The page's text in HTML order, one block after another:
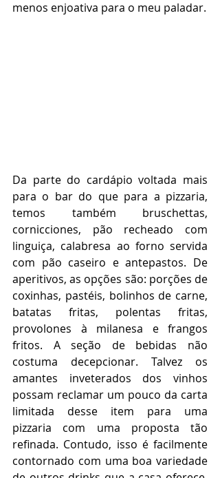
Da parte do cardápio voltada mais
para o bar do que para a pizzaria,
temos também bruschettas,
cornicciones, pão recheado com
linguiça, calabresa ao forno servida
com pão caseiro e antepastos. De
aperitivos, as opções são: porções de
coxinhas, pastéis, bolinhos de carne,
batatas fritas, polentas fritas,
provolones à milanesa e frangos
fritos. A seção de bebidas não
costuma decepcionar. Talvez os
amantes inveterados dos vinhos
possam reclamar um pouco da carta
limitada desse item para uma
pizzaria com uma proposta tão
refinada. Contudo, isso é facilmente
contornado com uma boa variedade